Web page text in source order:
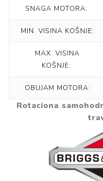
SNAGA MOTORA:
MIN. VISINA KOŠNJE:
MAX. VISINA
KOŠNJE:
OBUJAM MOTORA:
Rotaciona